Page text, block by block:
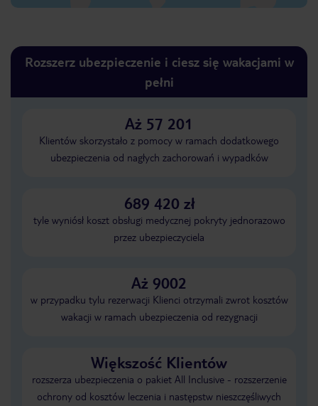
Rozszerz ubezpieczenie i ciesz się wakacjami w
pełni
Aż 57 201
Klientów skorzystało z pomocy w ramach dodatkowego
ubezpieczenia od nagłych zachorowań i wypadków
689 420 zł
tyle wyniósł koszt obsługi medycznej pokryty jednorazowo
przez ubezpieczyciela
Aż 9002
w przypadku tylu rezerwacji Klienci otrzymali zwrot kosztów
wakacji w ramach ubezpieczenia od rezygnacji
Większość Klientów
rozszerza ubezpieczenia o pakiet All Inclusive - rozszerzenie
ochrony od kosztów leczenia i następstw nieszczęśliwych